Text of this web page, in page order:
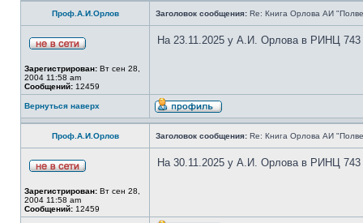
Проф.А.И.Орлов Заголовок сообщения: Re: Книга Орлова АИ
Зарегистрирован: Вт сен 28,
2004 11:58 am
Сообщений: 12459
На 23.11.2025 у А.И. Орлова в РИНЦ 743
Вернуться наверх
Проф.А.И.Орлов Заголовок сообщения: Re: Книга Орлова АИ
Зарегистрирован: Вт сен 28,
2004 11:58 am
Сообщений: 12459
На 30.11.2025 у А.И. Орлова в РИНЦ 743